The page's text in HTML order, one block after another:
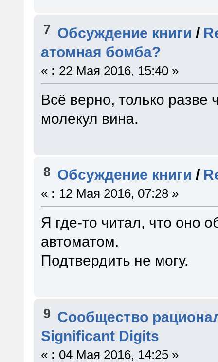
7 Обсуждение книги /
атомная бомба?
« : 22 Мая 2016, 15:40 »
Всё верно, только разве
молекул вина.
8 Обсуждение книги /
« : 12 Мая 2016, 07:28 »
Я где-то читал, что оно
автоматом.
Подтвердить не могу.
9 Сообщество
Significant Digits
« : 04 Мая 2016, 14:25 »